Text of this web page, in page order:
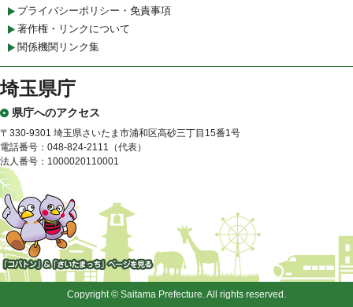
プライバシーポリシー・免責事項
著作権・リンクについて
関係機関リンク集
埼玉県庁
県庁へのアクセス
〒330-9301 埼玉県さいたま市浦和区高砂三丁目15番1号
電話番号：048-824-2111（代表）
法人番号：1000020110001
「コバトン」&「さいたまっ
Copyright © Saitama Prefecture. All rights reserved.